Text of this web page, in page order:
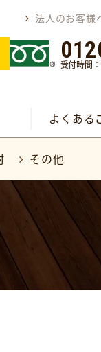
法人のお客様
受付時間
よくある
その他